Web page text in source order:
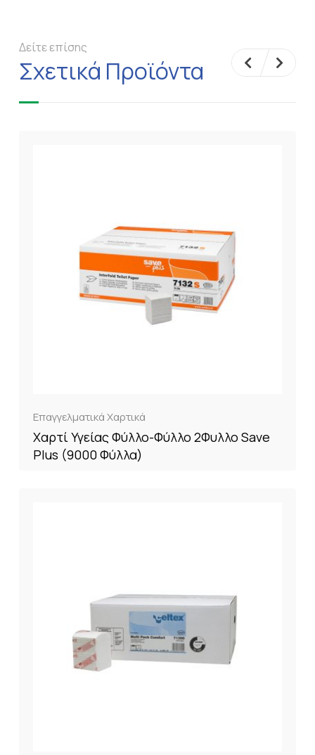
Δείτε επίσης
Σχετικά Προϊόντα
Επαγγελματικά Χαρτικά
Χαρτί Υγείας Φύλλο-Φύλλο 2Φυλλο Save
Plus (9000 Φύλλα)